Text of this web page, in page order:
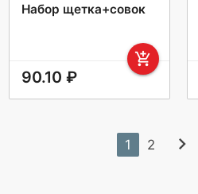
Набор щетка+совок
add_shopping_cart
90.10 ₽
1 2 chevron_right